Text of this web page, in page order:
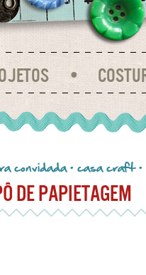
convidada•casa craft•
DE PAPIETAGEM